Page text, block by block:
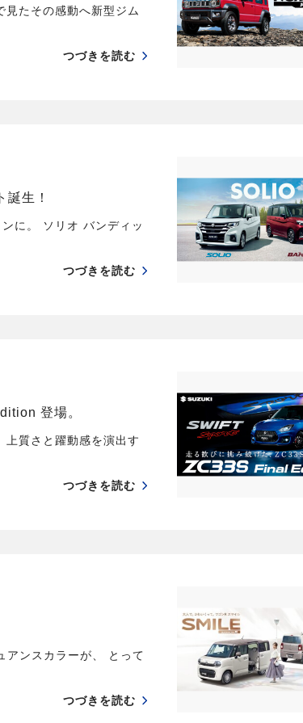
たその感動へ新型ジム
つづきを読む
生！
に。 ソリオ バンディッ
つづきを読む
登場。
質さと躍動感を演出す
つづきを読む
アンスカラーが、 とって
つづきを読む